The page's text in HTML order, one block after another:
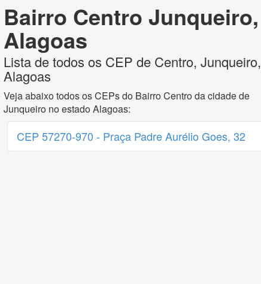
Bairro Centro Junqueiro,
Alagoas
Lista de todos os CEP de Centro, Junqueiro,
Alagoas
Veja abaixo todos os CEPs do Bairro Centro da cidade de
Junqueiro no estado Alagoas:
CEP 57270-970 - Praça Padre Aurélio Goes, 32